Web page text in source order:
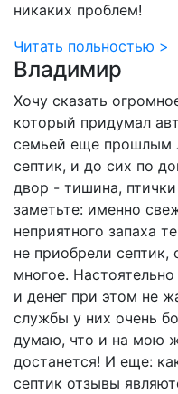
никаких проблем!
Читать польностью >
Владимир
Хочу сказать
который придумал
семьей еще прошлым
септик, и до сих по
двор - тишина,
заметьте: именно
неприятного запаха
не приобрели септик,
многое.
и денег при этом не
службы у них очень
думаю, что и на мою
достанется! И еще:
септик отзывы